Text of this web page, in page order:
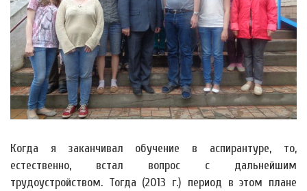
Когда я заканчивал обучение в аспирантуре, то,
естественно, встал вопрос с дальнейшим
трудоустройством. Тогда (2013 г.) период в этом плане